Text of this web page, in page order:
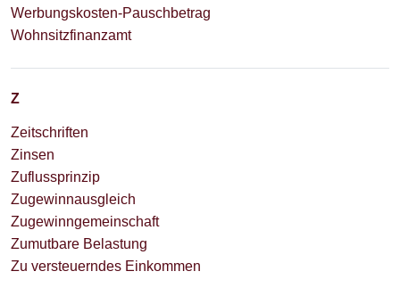
Werbungskosten-Pauschbetrag
Wohnsitzfinanzamt
Z
Zeitschriften
Zinsen
Zuflussprinzip
Zugewinnausgleich
Zugewinngemeinschaft
Zumutbare Belastung
Zu versteuerndes Einkommen